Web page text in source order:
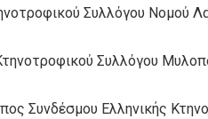
Συλλόγου Νομού
Συλλόγου
Συνδέσμου Ελληνικής